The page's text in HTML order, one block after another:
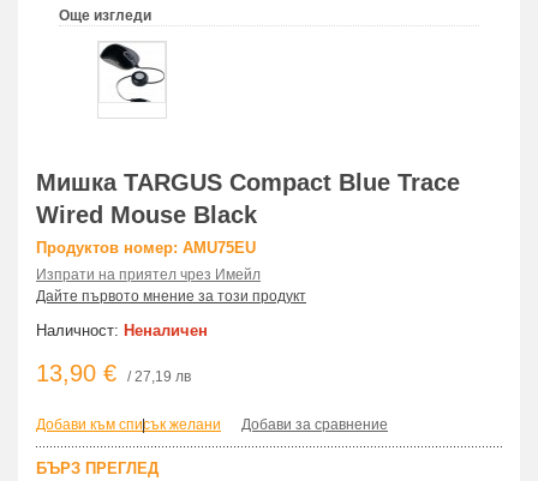
Още изгледи
Мишка TARGUS Compact Blue Trace
Wired Mouse Black
Продуктов номер: AMU75EU
Изпрати на приятел чрез Имейл
Дайте първото мнение за този продукт
Наличност: Неналичен
13,90 € / 27,19 лв
Добави към списък желани
| Добави за сравнение
БЪРЗ ПРЕГЛЕД